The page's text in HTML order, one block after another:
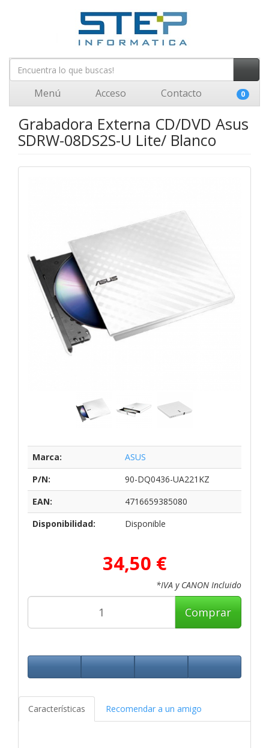
Menú Acceso Contacto 0
Grabadora Externa CD/DVD Asus
SDRW-08DS2S-U Lite/ Blanco
Marca:
ASUS
P/N:
90-DQ0436-UA221KZ
EAN:
4716659385080
Disponibilidad:
Disponible
34,50 €
*IVA y CANON Incluido
Comprar
Características Recomendar a un amigo